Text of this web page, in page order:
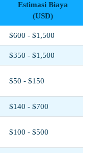
Estimasi Biaya
(USD)
$600 - $1,500
$350 - $1,500
$50 - $150
$140 - $700
$100 - $500